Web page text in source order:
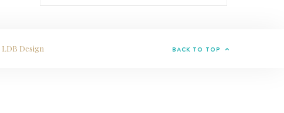
LDB Design BACK TO TOP